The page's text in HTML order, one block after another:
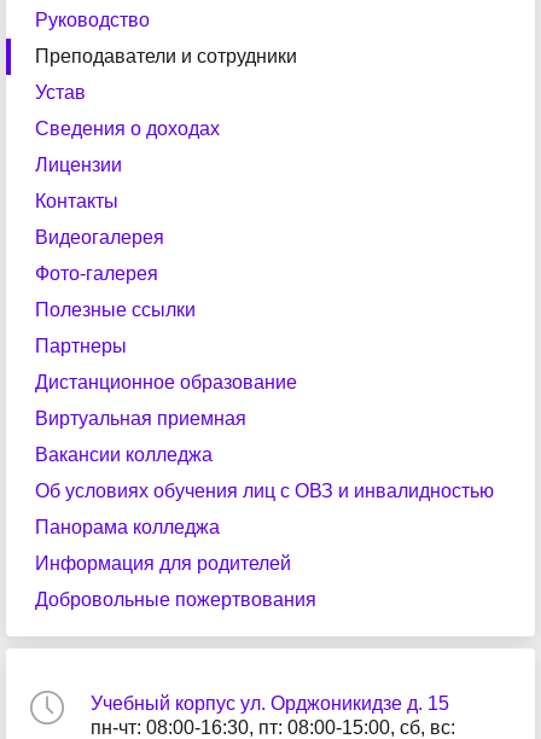
Руководство
Преподаватели и сотрудники
Устав
Сведения о доходах
Лицензии
Контакты
Видеогалерея
Фото-галерея
Полезные ссылки
Партнеры
Дистанционное образование
Виртуальная приемная
Вакансии колледжа
Об условиях обучения лиц с ОВЗ и инвалидностью
Панорама колледжа
Информация для родителей
Добровольные пожертвования
Учебный корпус ул. Орджоникидзе д. 15
пн-чт: 08:00-16:30, пт: 08:00-15:00, сб, вс: